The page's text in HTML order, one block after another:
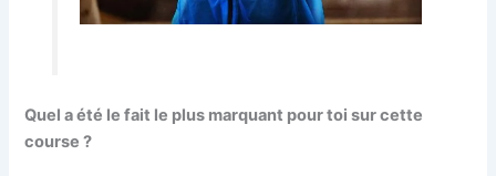
Quel a été le fait le plus marquant pour toi sur cette
course ?